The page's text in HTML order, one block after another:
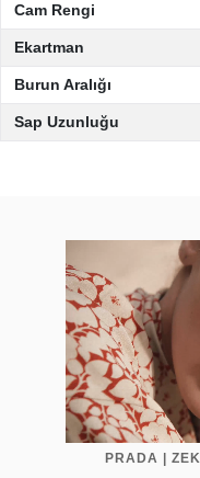
Cam Rengi
Ekartman
Burun Aralığı
Sap Uzunluğu
PRADA |